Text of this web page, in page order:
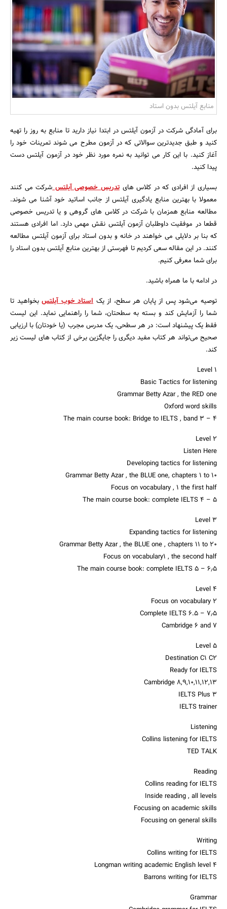
بانک، بیمه و سرمایه
مسکن و ساختمان
منابع آیلتس بدون استاد
برای آمادگی شرکت در آزمون آیلتس در ابتدا نیاز دارید تا منابع به روز را تهیه
کنید و طبق جدیدترین سوالاتی که در آزمون مطرح می شوند تمرینات خود را
آغاز کنید. با این کار می توانید به نمره مورد نظر خود در آزمون آیلتس دست
پیدا کنید.
بسیاری از افرادی که در کلاس هایتدریس خصوصی آیلتسشرکت می کنند
معمولا با بهترین منابع یادگیری آیلتس از جانب اساتید خود آشنا می شوند.
مطالعه منابع همزمان با شرکت در کلاس های گروهی و یا تدریس خصوصی
قطعا در موفقیت داوطلبان آزمون آیلتس نقش مهمی دارد. اما افرادی هستند
که بنا بر دلایلی می خواهند در خانه و بدون استاد برای آزمون آیلتس مطالعه
کنند. در این مقاله سعی کردیم تا فهرستی از بهترین منابع آیلتس بدون استاد را
برای شما معرفی کنیم.
در ادامه با ما همراه باشید.
توصیه می‌شود پس از پایان هر سطح، از یکاستاد خوب آیلتسبخواهید تا
شما را آزمایش کند و بسته به سطحتان، شما را راهنمایی نماید. این لیست
فقط یک پیشنهاد است: در هر سطحی، یک مدرس مجرب (یا خودتان) با ارزیابی
صحیح می‌تواند هر کتاب مفید دیگری را جایگزین برخی از کتاب های لیست زیر
کند.
Level 1
Basic Tactics for listening
Grammar Betty Azar , the RED one
Oxford word skills
The main course book: Bridge to IELTS , band 3 – ۴
Level 2
Listen Here
Developing tactics for listening
Grammar Betty Azar , the BLUE one, chapters 1 to 10
Focus on vocabulary , 1 the first half
The main course book: complete IELTS 4 – ۵
Level 3
Expanding tactics for listening
Grammar Betty Azar , the BLUE one , chapters 11 to 20
Focus on vocabulary1 , the second half
The main course book: complete IELTS 5 – ۶٫۵
Level 4
Focus on vocabulary 2
Complete IELTS 6.5 – ۷٫۵
Cambridge 6 and 7
Level 5
Destination C1 C2
Ready for IELTS
Cambridge 8,9,10,11,12,13
IELTS Plus 3
IELTS trainer
Listening
Collins listening for IELTS
TED TALK
Reading
Collins reading for IELTS
Inside reading , all levels
Focusing on academic skills
Focusing on general skills
Writing
Collins writing for IELTS
Longman writing academic English level 4
Barrons writing for IELTS
Grammar